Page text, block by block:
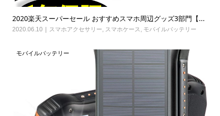
2020楽天スーパーセール おすすめスマホ周辺グッズ3部門【...
2020.06.10 スマホアクセサリー, スマホケース, モバイルバッテリー
モバイルバッテリー